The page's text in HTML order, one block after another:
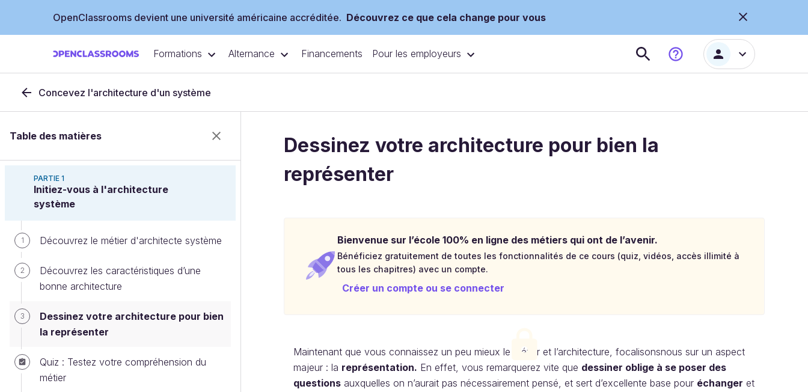
OpenClassrooms devient une université américaine accréditée. Découvrez ce que cela change pour vous
Formations Alternance Financements Pour les employeurs
Concevez l'architecture d'un système
Table des matières
PARTIE 1
Initiez-vous à l'architecture
système
1 Découvrez le métier d'architecte système
2
Découvrez les caractéristiques d’une
bonne architecture
3
Dessinez votre architecture pour bien
la représenter
Quiz : Testez votre compréhension du
métier
Dessinez votre architecture pour bien la
représenter
Bienvenue sur l’école 100% en ligne des métiers qui ont de l’avenir.
Bénéficiez gratuitement de toutes les fonctionnalités de ce cours (quiz, vidéos, accès illimité à
tous les chapitres) avec un compte.
Créer un compte ou se connecter
Maintenant que vous connaissez un peu mieux le métier et l’architecture, focalisonsnous sur un aspect
majeur : la représentation. En effet, vous remarquerez vite que dessiner oblige à se poser des
questions auxquelles on n’aurait pas nécessairement pensé, et sert d’excellente base pour échanger et